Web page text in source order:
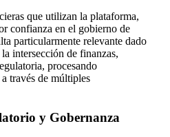
que utilizan la plataforma,
confianza en el gobierno de
particularmente relevante dado
intersección de finanzas,
procesando
través de múltiples
y Gobernanza